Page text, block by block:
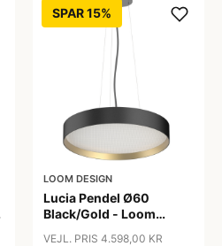
SPAR 15%
LOOM DESIGN
Lucia Pendel Ø60
Black/Gold - Loom
VEJL. PRIS 4.598,00 KR